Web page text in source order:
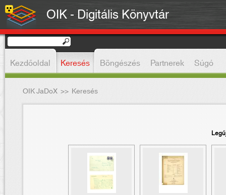
OIK - Digitális Könyvtár
Kezdőoldal Keresés Böngészés Partnerek Súgó
OIK JaDoX >> Keresés